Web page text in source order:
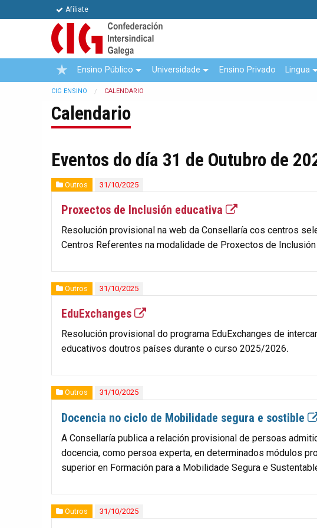
Afíliate
Ensino Público Universidade Ensino Privado Lingua
CIG ENSINO CALENDARIO
Calendario
Eventos do día 31 de Outubro de
Outros 31/10/2025
Proxectos de Inclusión educativa
Resolución provisional na web da Consellaría cos centros
Centros Referentes na modalidade de Proxectos de
Outros 31/10/2025
EduExchanges
Resolución provisional do programa EduExchanges de
educativos doutros países durante o curso 2025/2026.
Outros 31/10/2025
Docencia no ciclo de Mobilidade segura e sostible
A Consellaría publica a relación provisional de persoas
docencia, como persoa experta, en determinados módulos
superior en Formación para a Mobilidade Segura e
Outros 31/10/2025